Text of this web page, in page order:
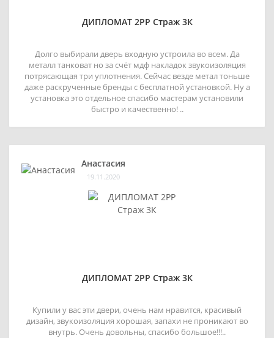
ДИПЛОМАТ 2РР Страж 3К
Долго выбирали дверь входную устроила во всем. Да
металл танковат но за счёт мдф накладок звукоизоляция
потрясающая три уплотнения. Сейчас везде метал тоньше
даже раскрученные бренды с бесплатной установкой. Ну а
установка это отдельное спасибо мастерам установили
быстро и качественно! ..
Анастасия
19.11.2020
ДИПЛОМАТ 2РР Страж 3К
Купили у вас эти двери, очень нам нравится, красивый
дизайн, звукоизоляция хорошая, запахи не проникают во
внутрь. Очень довольны, спасибо большое!!!..